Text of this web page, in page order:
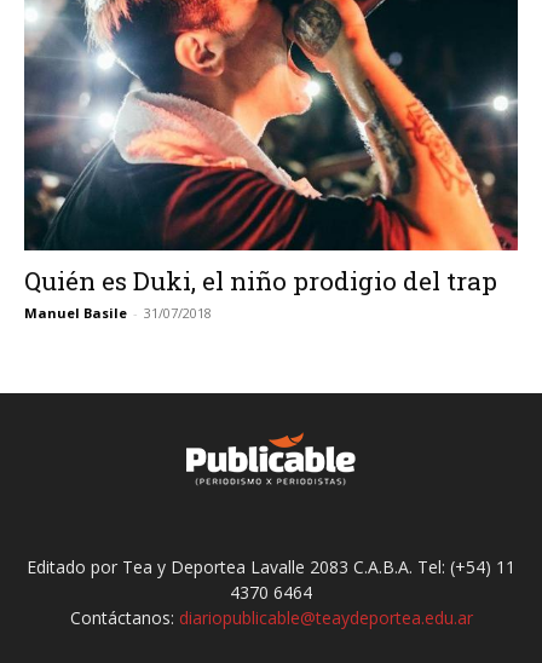
Quién es Duki, el niño prodigio del trap
Manuel Basile - 31/07/2018
Editado por Tea y Deportea Lavalle 2083 C.A.B.A. Tel: (+54) 11
4370 6464
Contáctanos: diariopublicable@teaydeportea.edu.ar